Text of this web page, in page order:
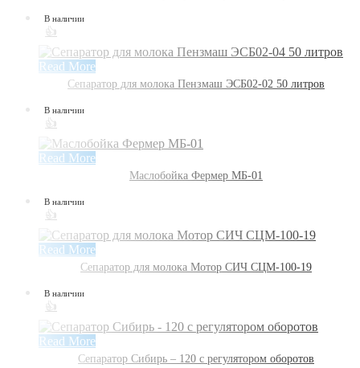
В наличии
👍
Read More
Сепаратор для молока Пензмаш ЭСБ02-02 50 литров
В наличии
👍
Read More
Маслобойка Фермер МБ-01
В наличии
👍
Read More
Сепаратор для молока Мотор СИЧ СЦМ-100-19
В наличии
👍
Read More
Сепаратор Сибирь – 120 с регулятором оборотов